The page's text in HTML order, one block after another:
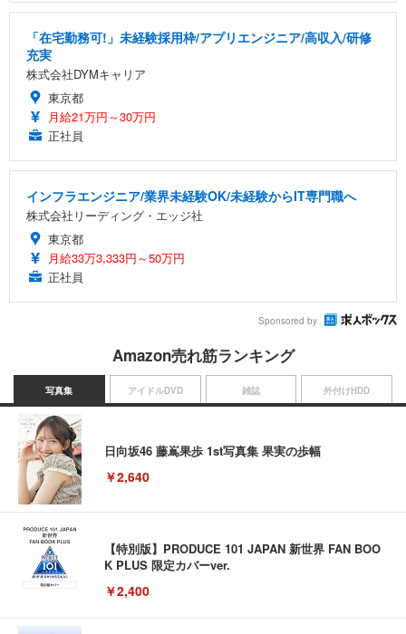
「在宅勤務可!」未経験採用枠/アプリエンジニア/高収入/研修
充実
株式会社DYMキャリア
東京都
月給21万円～30万円
正社員
インフラエンジニア/業界未経験OK/未経験からIT専門職へ
株式会社リーディング・エッジ社
東京都
月給33万3,333円～50万円
正社員
Sponsored by
Amazon売れ筋ランキング
写真集
日向坂46 藤嶌果歩 1st写真集 果実の歩幅
￥2,640
【特別版】PRODUCE 101 JAPAN 新世界 FAN BOO
K PLUS 限定カバーver.
￥2,400
アイドルDVD 雑誌 外付けHDD